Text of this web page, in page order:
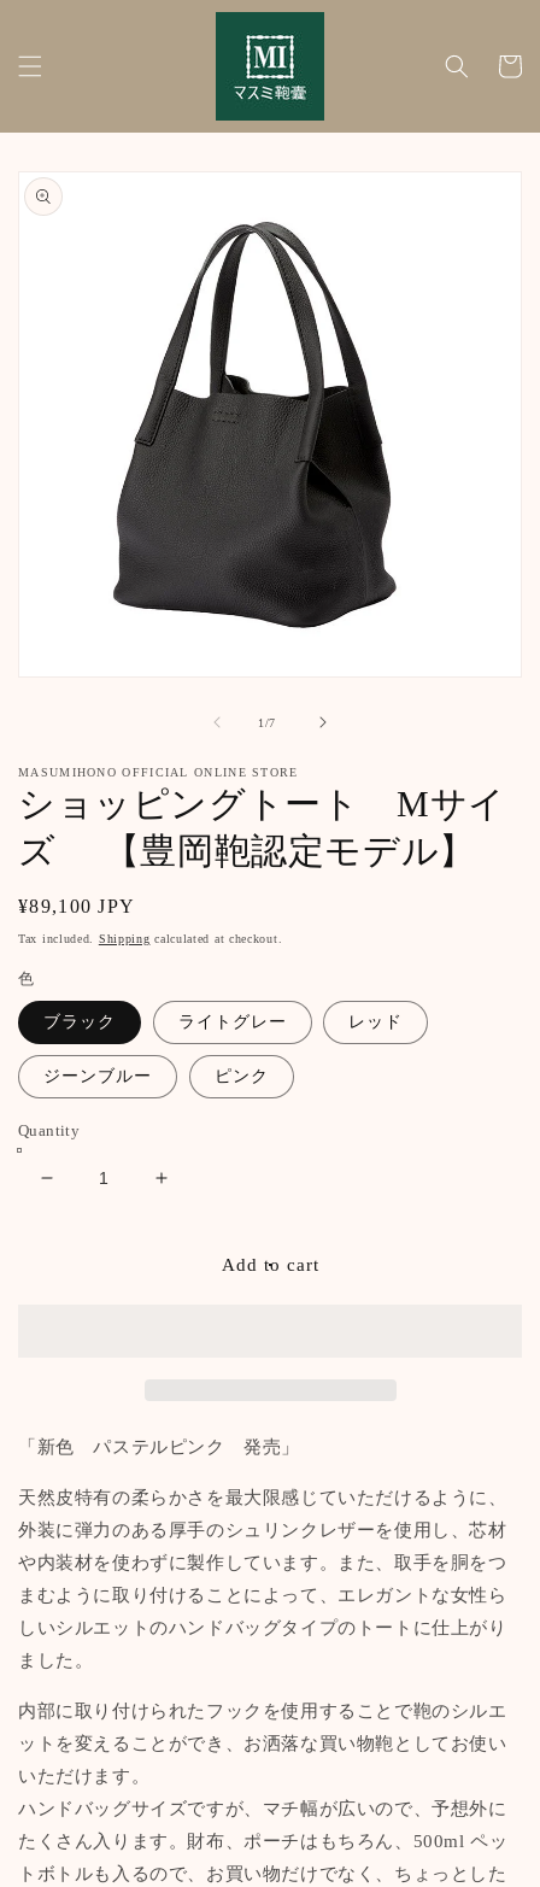
Cart
product
information
1 /
of7
MASUMIHONO OFFICIAL ONLINE STORE
ショッピングトート Mサイ
ズ 【豊岡鞄認定モデル】
Regular
price
¥89,100 JPY
Tax included. Shipping calculated at checkout.
色
ブラック ライトグレー レッド
ジーンブルー ピンク
Quantity
Decrease
ト
ト
M
サ
ズ
【豊
岡
鞄
認
定
モ
デ
ル】
Increase
ト
ト
M
サ
イ
ズ
【豊
認
定
デ
ル】
Add to cart
「新色 パステルピンク 発売」
天然皮特有の柔らかさを最大限感じていただけるように、
外装に弾力のある厚手のシュリンクレザーを使用し、芯材
や内装材を使わずに製作しています。また、取手を胴をつ
まむように取り付けることによって、エレガントな女性ら
しいシルエットのハンドバッグタイプのトートに仕上がり
ました。
内部に取り付けられたフックを使用することで鞄のシルエ
ットを変えることができ、お洒落な買い物鞄としてお使い
いただけます。
ハンドバッグサイズですが、マチ幅が広いので、予想外に
たくさん入ります。財布、ポーチはもちろん、500ml ペッ
トボトルも入るので、お買い物だけでなく、ちょっとした